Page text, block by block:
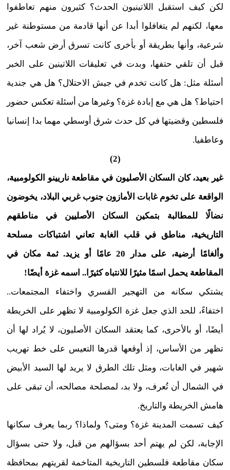
لكن كيف استقبل اللاتينيون الحدث؟ كثيرون منهم تعاطفوا
معها، لكنهم لم يتغافلوا أبدا عن أنها قادمة من مستوطنة غير
شرعية، وأنها بطريقة أو بأخرى كانت تسرق أرض شعب آخر،
قبل أن تلقي حتفها، وبدت في تعليقات اللاتينين على الخبر
أسئلة مثل: هل كانت تخدم في جيش الاحتلال؟ هل هي جندية
احتياط؟ هل هي مع إبادة غزة؟ وغيرها من أسئلة تعكس حضور
فلسطين وقضيتها في كل حدث شرق أوسطي مهما بدا إنسانيا
وعاطفيا.
(2)
غير بعيد، كان السكان الأصليون في مقاطعة ناريينو الكولومبية،
الواقعة على تخوم غابات الأمازون جنوب غربي البلاد، يخوضون
نضالًا للمطالبة بتمكين السكان الأصليين في مناطقهم
التاريخية، مناطق في قلب الغابة تعاني اشتباكات مسلحة
وألغامًا أرضية، على مدار 20 عامًا أو يزيد. ثمة مكان في
المقاطعة يحمل اسمًا مثيرًا للانتباه كثيرًا.. اسمه غزة أيضًا!
يشتكي سكانه من التهجير القسري واختفاء المجتمعات..
اختفاءً، للحد الذي جعل غزة الكولومبية لا تظهر على الخريطة
أيضًا، أو بالأحرى، كما يعتقد السكان الأصليون، لا يُراد لها أن
تظهر من الأساس، إذ أوقعها قدرها التعيس على خط تهريب
شهير في الغابات، ومثل تلك الطرق لا يريد لها السيد الأبيض
في الشمال أن تُعرف، ولا بد، لمصلحة مصالحه، أن تبقى على
هامش الخريطة والتاريخ.
كيف تسمت المدينة غزة؟ ومتى؟ ولماذا؟ ربما يعرف سكانها
الإجابة، لكن لم يهتم أحد بسؤالهم من قبل، ولا حتى بسؤال
سكان مقاطعة فلسطين التاريخية المتاخمة لقريتهم بمحافظة